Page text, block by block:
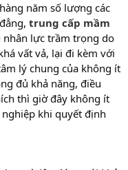
năm số lượng các
trung cấp mầm
lực trầm trọng do
vất vả, lại đi kèm với
lý chung của không ít
đủ khả năng, điều
thì giờ đây không ít
nghiệp khi quyết định